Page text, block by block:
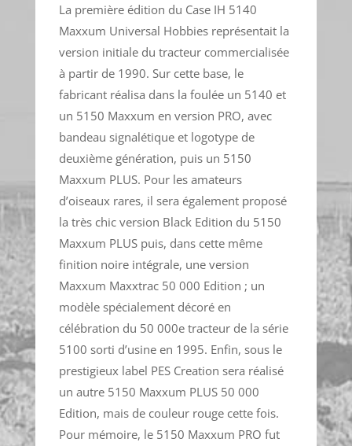
La première édition du Case IH 5140
Maxxum Universal Hobbies représentait la
version initiale du tracteur commercialisée
à partir de 1990. Sur cette base, le
fabricant réalisa dans la foulée un 5140 et
un 5150 Maxxum en version PRO, avec
bandeau signalétique et logotype de
deuxième génération, puis un 5150
Maxxum PLUS. Pour les amateurs
d’oiseaux rares, il sera également proposé
la très chic version Black Edition du 5150
Maxxum PLUS puis, dans cette même
finition noire intégrale, une version
Maxxum Maxxtrac 50 000 Edition ; un
modèle spécialement décoré en
célébration du 50 000e tracteur de la série
5100 sorti d’usine en 1995. Enfin, sous le
prestigieux label PES Creation sera réalisé
un autre 5150 Maxxum PLUS 50 000
Edition, mais de couleur rouge cette fois.
Pour mémoire, le 5150 Maxxum PRO fut